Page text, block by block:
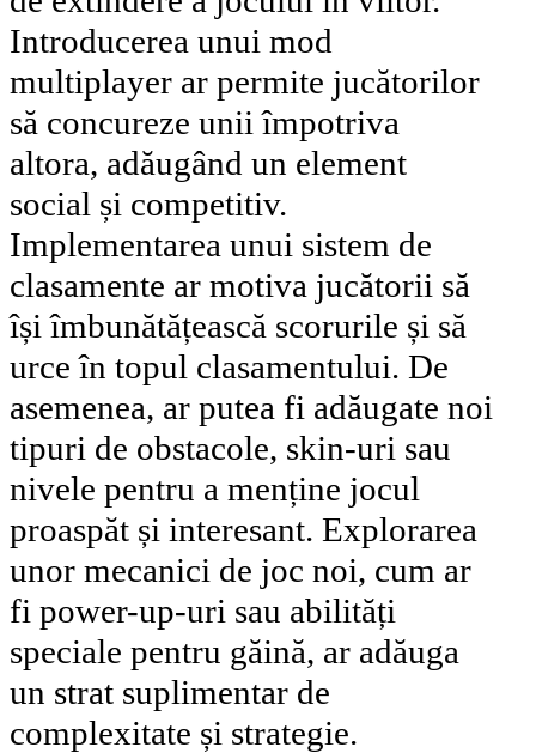
Introducerea unui mod
multiplayer ar permite jucătorilor
să concureze unii împotriva
altora, adăugând un element
social și competitiv.
Implementarea unui sistem de
clasamente ar motiva jucătorii să
își îmbunătățească scorurile și să
urce în topul clasamentului. De
asemenea, ar putea fi adăugate noi
tipuri de obstacole, skin-uri sau
nivele pentru a menține jocul
proaspăt și interesant. Explorarea
unor mecanici de joc noi, cum ar
fi power-up-uri sau abilități
speciale pentru găină, ar adăuga
un strat suplimentar de
complexitate și strategie.